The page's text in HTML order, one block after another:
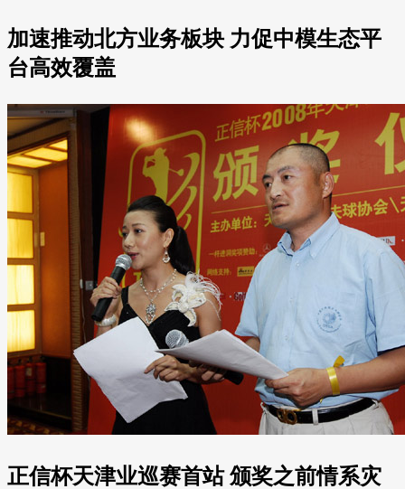
加速推动北方业务板块 力促中模生态平
台高效覆盖
正信杯天津业巡赛首站 颁奖之前情系灾